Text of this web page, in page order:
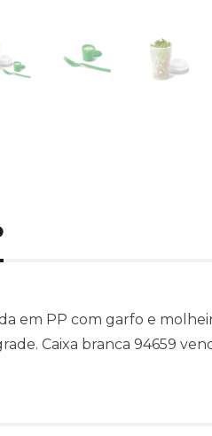
em PP com garfo e
Caixa branca 94659